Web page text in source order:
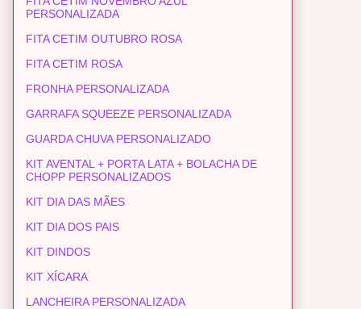
PERSONALIZADA
FITA CETIM OUTUBRO ROSA
FITA CETIM ROSA
FRONHA PERSONALIZADA
GARRAFA SQUEEZE PERSONALIZADA
GUARDA CHUVA PERSONALIZADO
KIT AVENTAL + PORTA LATA + BOLACHA DE
CHOPP PERSONALIZADOS
KIT DIA DAS MÃES
KIT DIA DOS PAIS
KIT DINDOS
KIT XÍCARA
LANCHEIRA PERSONALIZADA